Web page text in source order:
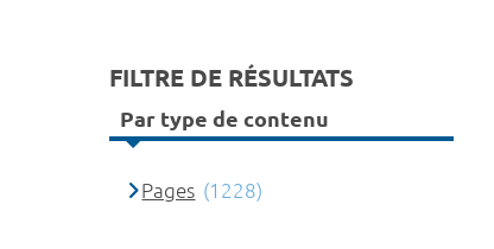
FILTRE DE RÉSULTATS
Par type de contenu
Pages (1228)